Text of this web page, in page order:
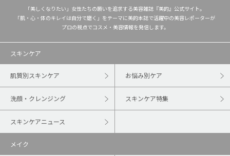
「美しくなりたい」女性たちの願いを追求する美容雑誌『美的』公式サイト。
「肌・心・体のキレイは自分で磨く」をテーマに美的本誌で活躍中の美容レポーターが
プロの視点でコスメ・美容情報を発信します。
スキンケア
肌質別スキンケア お悩み別ケア
洗顔・クレンジング スキンケア特集
スキンケアニュース
メイク